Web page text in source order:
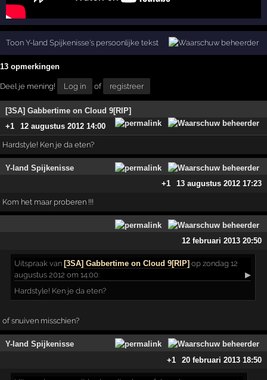
Toon Y-land Spijkenisse's persoonlijke tekst
13 opmerkingen
Deel je mening! Log in of registreer
[3SA] Gabbertime on Cloud 9[RIP]
+1
12 augustus 2012 14:00
Hardstyle! Ken je da eten?
Y-land Spijkenisse
+1
13 augustus 2012 17:23
Kom het maar proberen !!!
12 februari 2013 20:50
Uitspraak van [3SA] Gabbertime on Cloud 9[RIP] op zondag 12
augustus 2012 om 14:00:
▶
Hardstyle! Ken je da eten?
of snuiven misschien?
Y-land Spijkenisse
+1
20 februari 2013 18:50